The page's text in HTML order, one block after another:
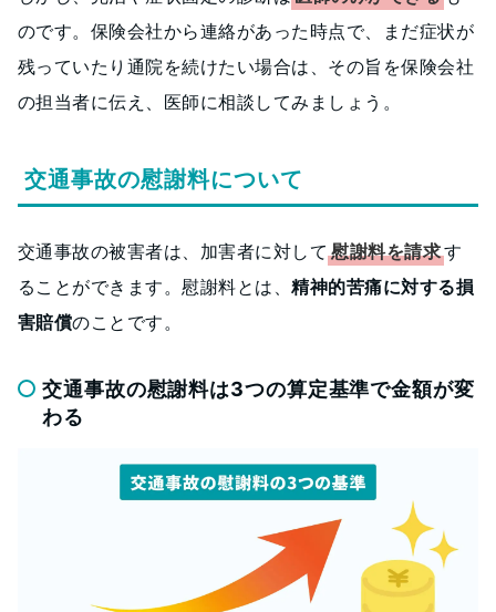
のです。保険会社から連絡があった時点で、まだ症状が
残っていたり通院を続けたい場合は、その旨を保険会社
の担当者に伝え、医師に相談してみましょう。
交通事故の慰謝料について
交通事故の被害者は、加害者に対して慰謝料を請求す
ることができます。慰謝料とは、精神的苦痛に対する損
害賠償のことです。
交通事故の慰謝料は3つの算定基準で金額が変
わる